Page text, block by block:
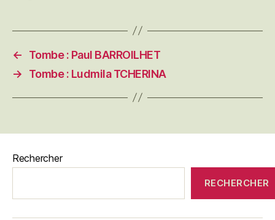
←
Tombe : Paul BARROILHET
→
Tombe : Ludmila TCHERINA
Rechercher
RECHERCHER